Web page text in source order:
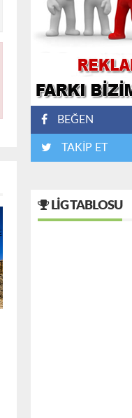
BEĞEN
TAKİP ET
LIG TABLOSU